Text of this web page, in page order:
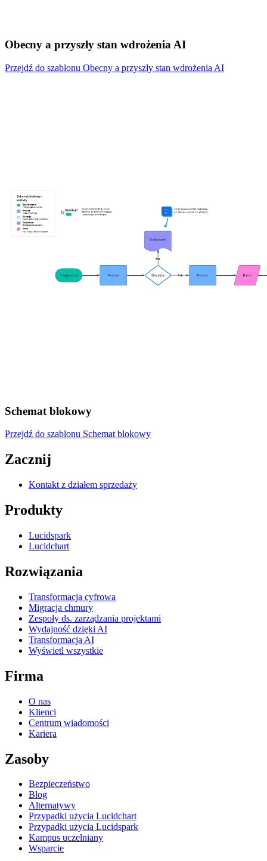
Obecny a przyszły stan wdrożenia AI
Przejdź do szablonu Obecny a przyszły stan wdrożenia AI
Schemat blokowy
Przejdź do szablonu Schemat blokowy
Zacznij
Kontakt z działem sprzedaży
Produkty
Lucidspark
Lucidchart
Rozwiązania
Transformacja cyfrowa
Migracja chmury
Zespoły ds. zarządzania projektami
Wydajność dzięki AI
Transformacja AI
Wyświetl wszystkie
Firma
O nas
Klienci
Centrum wiadomości
Kariera
Zasoby
Bezpieczeństwo
Blog
Alternatywy
Przypadki użycia Lucidchart
Przypadki użycia Lucidspark
Kampus uczelniany
Wsparcie